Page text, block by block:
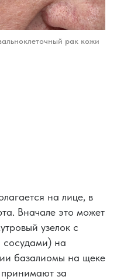
рак кожи
на лице, в
Вначале это может
узелок с
сосудами) на
базалиомы на щеке
за